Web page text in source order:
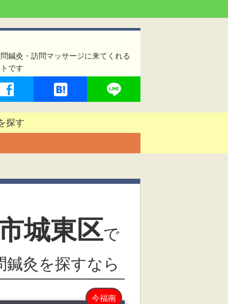
鍼灸・訪問マッサージに来てくれる
です
探す
城東区で
灸を探すなら
今福南